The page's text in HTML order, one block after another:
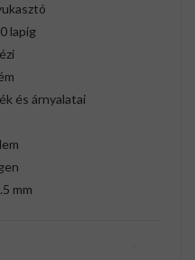
lapig
és árnyalatai
mm